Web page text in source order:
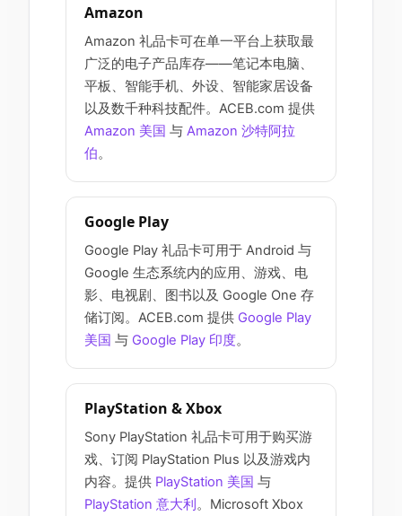
Amazon
Amazon 礼品卡可在单一平台上获取最
广泛的电子产品库存——笔记本电脑、
平板、智能手机、外设、智能家居设备
以及数千种科技配件。ACEB.com 提供
Amazon 美国 与 Amazon 沙特阿拉
伯。
Google Play
Google Play 礼品卡可用于 Android 与
Google 生态系统内的应用、游戏、电
影、电视剧、图书以及 Google One 存
储订阅。ACEB.com 提供 Google Play
美国 与 Google Play 印度。
PlayStation & Xbox
Sony PlayStation 礼品卡可用于购买游
戏、订阅 PlayStation Plus 以及游戏内
内容。提供 PlayStation 美国 与
PlayStation 意大利 。Microsoft Xbox